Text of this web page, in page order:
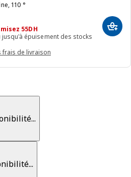
110 °
55DH
jusqu'à épuisement des stocks
frais de livraison